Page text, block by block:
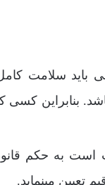
باید سلامت
بنابراین
است به حکم
مینماید.